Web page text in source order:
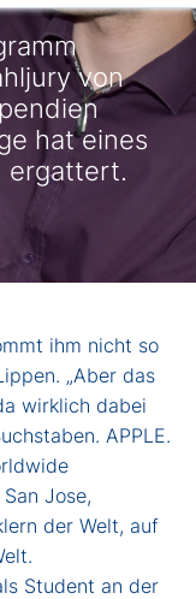
von
hat eines
ergattert.
ihm nicht so
„Aber das
wirklich dabei
APPLE.
Jose,
der Welt, auf
Student an der